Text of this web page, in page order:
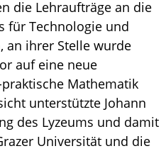
die Lehraufträge an die
für Technologie und
an ihrer Stelle wurde
auf eine neue
Mathematik
unterstützte Johann
des Lyzeums und damit
Universität und die